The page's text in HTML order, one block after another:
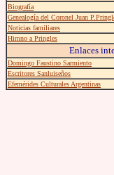
Biografía
Genealogía del Coronel Juan
Noticias familiares
Himno a Pringles
Enlaces
Domingo Faustino Sarmiento
Escritores Sanluiseños
Efemérides Culturales Argentinas